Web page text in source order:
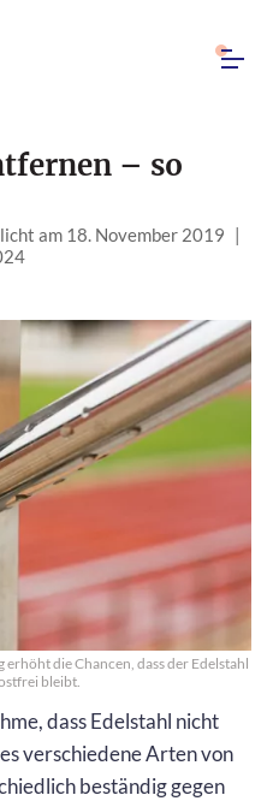
– so
am 18. November 2019 |
die Chancen, dass der Edelstahl
bleibt.
dass Edelstahl nicht
verschiedene Arten von
beständig gegen